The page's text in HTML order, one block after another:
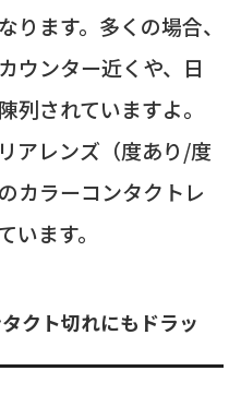
ります。多くの場合、
ウンター近くや、日
列されていますよ。
アレンズ（度あり/度
カラーコンタクトレ
います。
クト切れにもドラッ